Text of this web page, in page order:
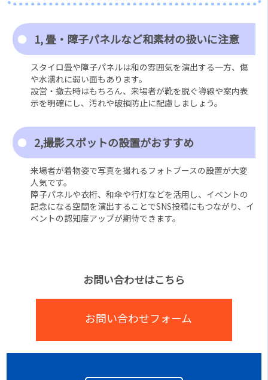
1, 畳・障子パネルなど和素材の扱いに注意
スタイロ畳や障子パネルは和の雰囲気を演出する一方、傷
や水濡れに弱い面もあります。
設営・撤去時はもちろん、来場者が靴を脱ぐ導線や案内表
示を明確にし、汚れや破損防止に配慮しましょう。
2,撮影スポットの設置がおすすめ
来場者が着物姿で写真を撮れるフォトブースの設置が大変
人気です。
障子パネルや衣桁、和傘や行灯などを活用し、イベントの
記念になる空間を演出することでSNS投稿にもつながり、イ
ベントの認知度アップが期待できます。
お問い合わせはこちら
お問い合わせフォーム